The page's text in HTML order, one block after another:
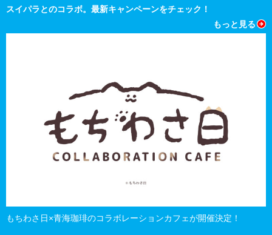
スイパラとのコラボ。最新キャンペーンをチェック！
もっと見る
もちわさ日×青海珈琲のコラボレーションカフェが開催決定！